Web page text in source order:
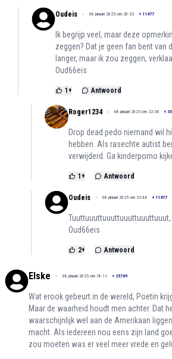
Oudeis 08 januari 2025 om 20:32 + 11477
Ik begrijp veel, maar deze
zeggen? Dat je geen fan bent van
langer, maar ik zou zeggen,
Oud66eis
1+ Antwoord
Roger1234 08 januari 2025 om 22:34 +
Drop dead pedo niemand wil
hebben. Als rasechte autist
verwijderd. Ga kinderporno
1+ Antwoord
Oudeis 08 januari 2025 om 22:44 + 11477
Oud66eis
2+ Antwoord
Elske 08 januari 2025 om 18:11 + 25769
Wat erook gebeurt in de wereld, Poetin
Maar de waarheid houdt men achter. Dat
waarschijnlijk wel aan de Amerikaan
macht. Als iedereen nou eens zijn land
zou moeten was er veel meer vrede en